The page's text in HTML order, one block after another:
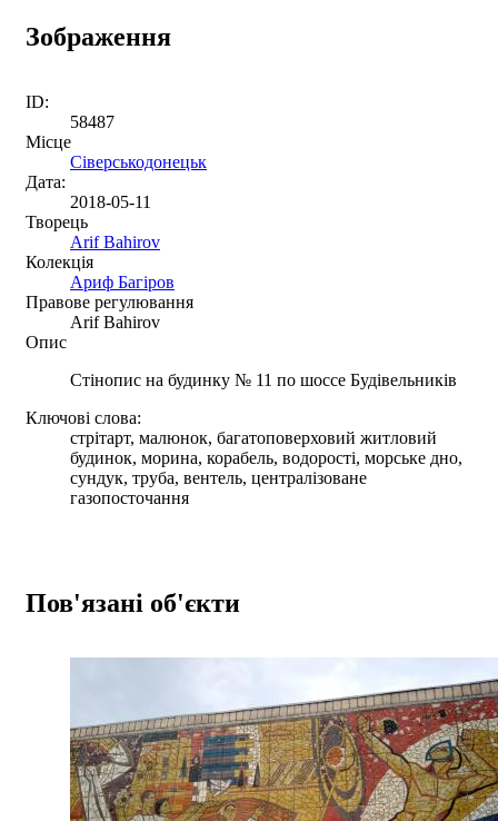
Зображення
ID:
58487
Місце
Сіверськодонецьк
Дата:
2018-05-11
Творець
Arif Bahirov
Колекція
Ариф Багіров
Правове регулювання
Arif Bahirov
Опис
Стінопис на будинку № 11 по шоссе Будівельників
Ключові слова:
стрітарт, малюнок, багатоповерховий житловий
будинок, морина, корабель, водорості, морське дно,
сундук, труба, вентель, централізоване
газопосточання
Пов'язані об'єкти